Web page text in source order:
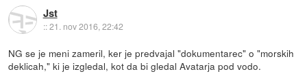
Jst
::21. nov 2016, 22:42
NG se je meni zameril, ker je predvajal "dokumentarec" o "morskih
deklicah," ki je izgledal, kot da bi gledal Avatarja pod vodo.